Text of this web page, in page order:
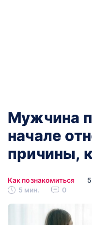
Мужчина
начале
причины,
Как познакомиться
5 мин.
0